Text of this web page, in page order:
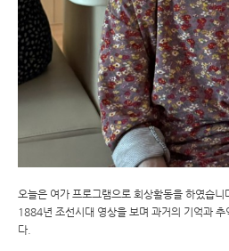
오늘은 여가 프로그램으로 회상활동을 하였습니
1884년 조선시대 영상을 보며 과거의 기억과 추
다.